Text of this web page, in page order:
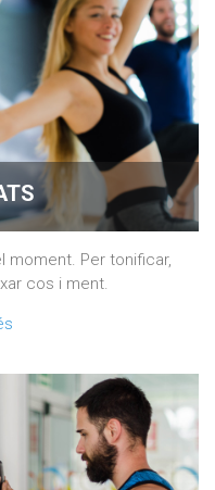
moment. Per tonificar,
cos i ment.